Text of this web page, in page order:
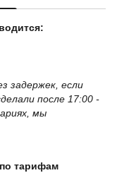
задержек, если
после 17:00 -
мы
тарифам